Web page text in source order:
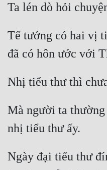
Góc Nhìn Nam
Huyền Ảo
Hài Hước
Hệ Thống
Ta lén dò hỏi
Tể tướng có hai vị
đã có hôn ước với
Nhị tiểu thư thì
Mà người ta
nhị tiểu thư ấy.
Ngày đại tiểu thư